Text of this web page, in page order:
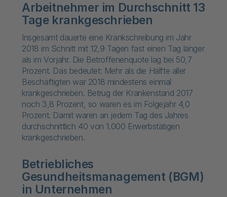
Arbeitnehmer im Durchschnitt 13
Tage krankgeschrieben
Insgesamt dauerte eine Krankschreibung im Jahr
2018 im Schnitt mit 12,9 Tagen fast einen Tag länger
als im Vorjahr. Die Betroffenenquote lag bei 50,7
Prozent. Das bedeutet: Mehr als die Hälfte aller
Beschäftigten war 2018 mindestens einmal
krankgeschrieben. Betrug der Krankenstand 2017
noch 3,8 Prozent, so waren es im Folgejahr 4,0
Prozent. Damit waren an jedem Tag des Jahres
durchschnittlich 40 von 1.000 Erwerbstätigen
krankgeschrieben.
Betriebliches
Gesundheitsmanagement (BGM)
in Unternehmen